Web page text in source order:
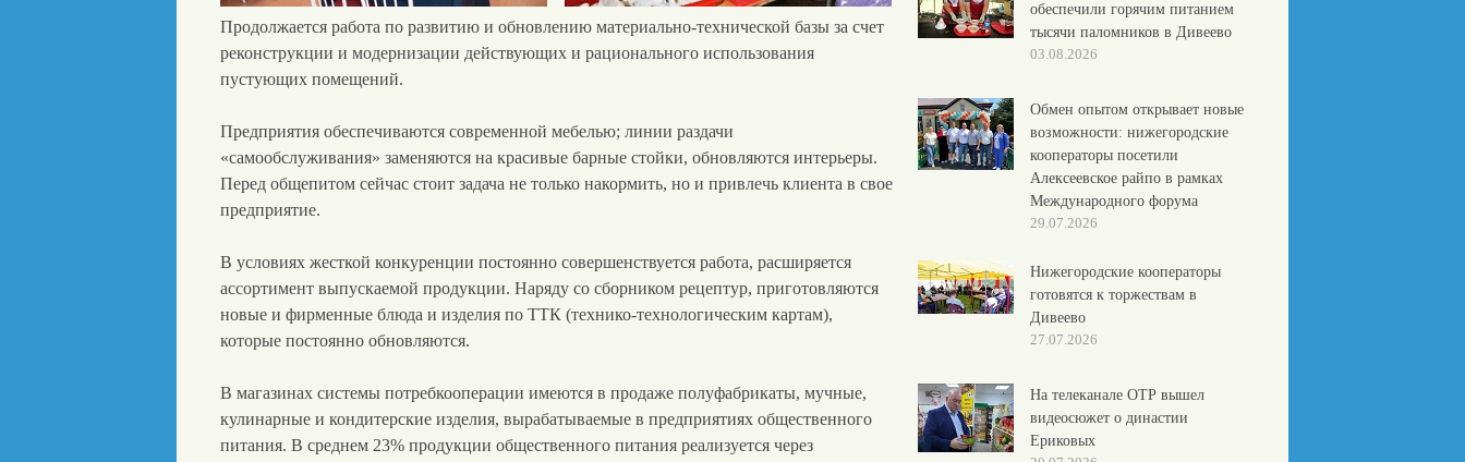
Продолжается работа по развитию и обновлению материально-технической базы за счет
реконструкции и модернизации действующих и рационального использования
пустующих помещений.
Предприятия обеспечиваются современной мебелью; линии раздачи
«самообслуживания» заменяются на красивые барные стойки, обновляются интерьеры.
Перед общепитом сейчас стоит задача не только накормить, но и привлечь клиента в свое
предприятие.
В условиях жесткой конкуренции постоянно совершенствуется работа, расширяется
ассортимент выпускаемой продукции. Наряду со сборником рецептур, приготовляются
новые и фирменные блюда и изделия по ТТК (технико-технологическим картам),
которые постоянно обновляются.
В магазинах системы потребкооперации имеются в продаже полуфабрикаты, мучные,
кулинарные и кондитерские изделия, вырабатываемые в предприятиях общественного
питания. В среднем 23% продукции общественного питания реализуется через
обеспечили горячим питанием
тысячи паломников в Дивеево
03.08.2026
Обмен опытом открывает новые
возможности: нижегородские
кооператоры посетили
Алексеевское райпо в рамках
Международного форума
29.07.2026
Нижегородские кооператоры
готовятся к торжествам в
Дивеево
27.07.2026
На телеканале ОТР вышел
видеосюжет о династии
Ериковых